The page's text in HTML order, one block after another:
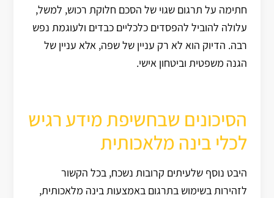
חתימה על תרגום שגוי של הסכם חלוקת רכוש, למשל,
עלולה להוביל להפסדים כלכליים כבדים ולעוגמת נפש
רבה. הדיוק הוא לא רק עניין של שפה, אלא עניין של
הגנה משפטית וביטחון אישי.
הסיכונים שבחשיפת מידע רגיש
לכלי בינה מלאכותית
היבט נוסף שלעיתים קרובות נשכח, בכל הקשור
לזהירות בשימוש בתרגום באמצעות בינה מלאכותית,